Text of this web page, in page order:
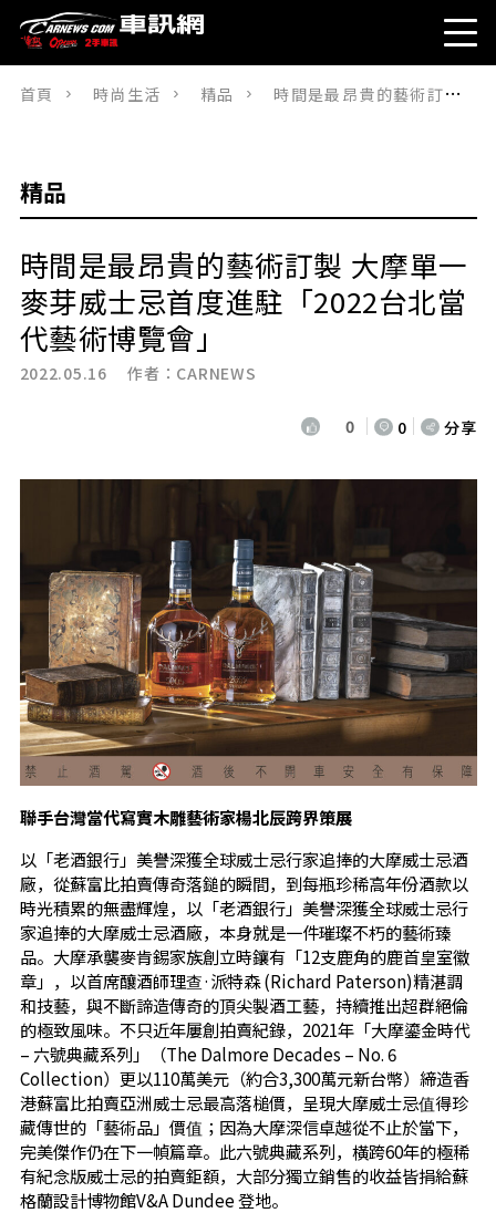
首頁 時尚生活 精品 時間是最昂貴的藝術訂製 大摩單一麥芽威士忌首度進駐「2022台北當代藝術博覽會」
精品
時間是最昂貴的藝術訂製 大摩單一
麥芽威士忌首度進駐「2022台北當
代藝術博覽會」
2022.05.16 作者： CARNEWS
0 0 分享
聯手台灣當代寫實木雕藝術家楊北辰跨界策展
以「老酒銀行」美譽深獲全球威士忌行家追捧的大摩威士忌酒
廠，從蘇富比拍賣傳奇落鎚的瞬間，到每瓶珍稀高年份酒款以
時光積累的無盡輝煌，以「老酒銀行」美譽深獲全球威士忌行
家追捧的大摩威士忌酒廠，本身就是一件璀璨不朽的藝術臻
品。大摩承襲麥肯錫家族創立時鑲有「12支鹿角的鹿首皇室徽
章」，以首席釀酒師理查·派特森 (Richard Paterson)精湛調
和技藝，與不斷諦造傳奇的頂尖製酒工藝，持續推出超群絕倫
的極致風味。不只近年屢創拍賣紀錄，2021年「大摩鎏金時代
– 六號典藏系列」（The Dalmore Decades – No. 6
Collection）更以110萬美元（約合3,300萬元新台幣）締造香
港蘇富比拍賣亞洲威士忌最高落槌價，呈現大摩威士忌值得珍
藏傳世的「藝術品」價值；因為大摩深信卓越從不止於當下，
完美傑作仍在下一幀篇章。此六號典藏系列，橫跨60年的極稀
有紀念版威士忌的拍賣鉅額，大部分獨立銷售的收益皆捐給蘇
格蘭設計博物館V&A Dundee 登地。